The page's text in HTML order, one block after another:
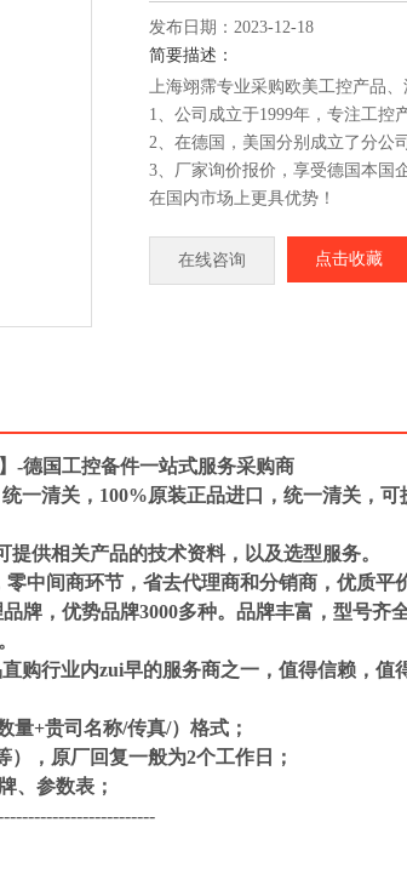
发布日期：2023-12-18
简要描述：
上海翊霈专业采购欧美工控产品
1、公司成立于1999年，专注工控
2、在德国，美国分别成立了分公
3、厂家询价报价，享受德国本国
在国内市场上更具优势！
部发货！
原厂直供STAUBLI 插接头
在线咨询 点击收藏
】-德国工控备件一站式服务采购商
一清关，100%原装正品进口，统一清关，可
供相关产品的技术资料，以及选型服务。
中间商环节，省去代理商和分销商，优质平
牌，优势品牌3000多种。品牌丰富，型号齐
购行业内zui早的服务商之一，值得信赖，值
+数量+贵司名称/传真/）格式；
等），原厂回复一般为2个工作日；
、参数表；